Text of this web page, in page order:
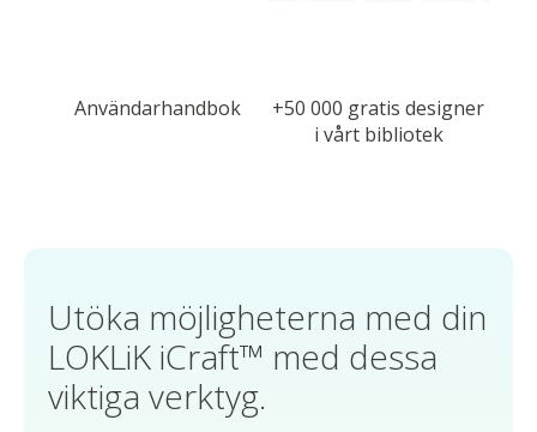
Användarhandbok
+50 000 gratis designer
i vårt bibliotek
Utöka möjligheterna med din
LOKLiK iCraft™ med dessa
viktiga verktyg.